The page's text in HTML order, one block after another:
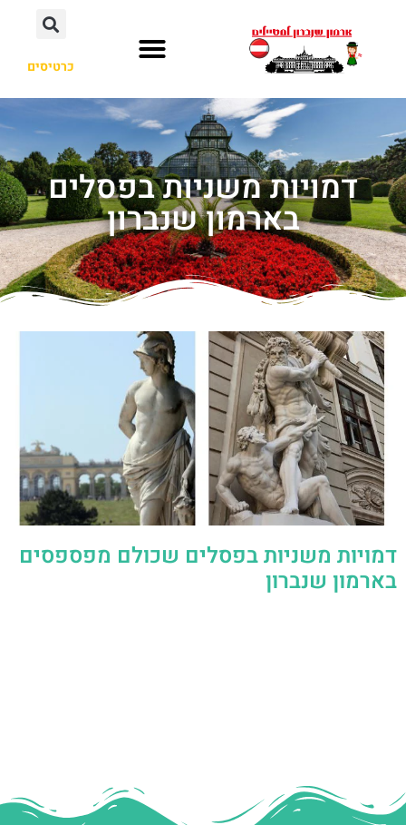
כרטיסים
דמויות משניות בפסלים
בארמון שנברון
דמויות משניות בפסלים שכולם מפספסים
בארמון שנברון